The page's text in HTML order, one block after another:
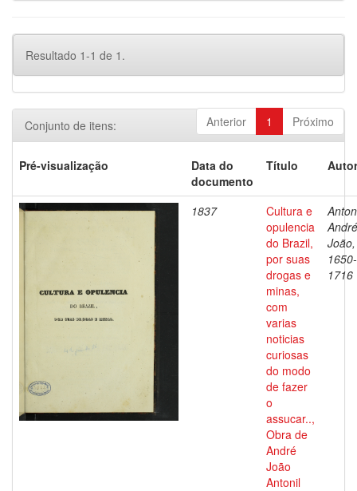
Resultado 1-1 de 1.
Anterior 1 Próximo
Conjunto de itens:
Pré-visualização
Data do
documento
Título
1837
Cultura e
opulencia
do Brazil,
por suas
drogas e
minas,
com
varias
noticias
curiosas
do modo
de fazer
o
assucar..,
Obra de
André
João
Antonil
André
João,
1650-
1716